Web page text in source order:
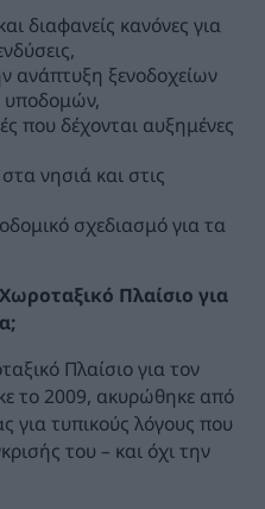
διαφανείς κανόνες για
ανάπτυξη ξενοδοχείων
υποδομών,
που δέχονται αυξημένες
νησιά και στις
σχεδιασμό για τα
Πλαίσιο για
Πλαίσιο για τον
το 2009, ακυρώθηκε από
για τυπικούς λόγους που
του – και όχι την